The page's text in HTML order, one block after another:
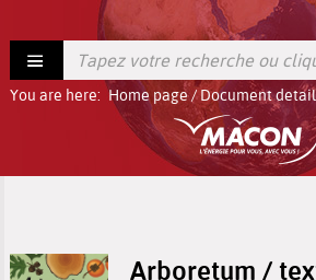
You are here: Home page/Document detail
Arboretum /